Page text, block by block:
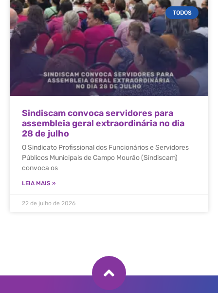
TODOS
Sindiscam convoca servidores para
assembleia geral extraordinária no dia
28 de julho
O Sindicato Profissional dos Funcionários e Servidores
Públicos Municipais de Campo Mourão (Sindiscam)
convoca os
LEIA MAIS »
22 de julho de 2026